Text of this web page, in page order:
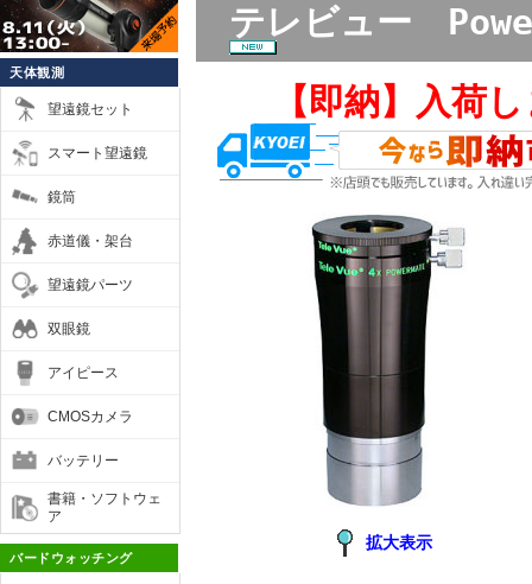
天体観測
望遠鏡セット
スマート望遠鏡
鏡筒
赤道儀・架台
望遠鏡パーツ
双眼鏡
アイピース
CMOSカメラ
バッテリー
書籍・ソフトウェ
ア
バードウォッチング
テレビュー
【即納】入荷
拡大表示